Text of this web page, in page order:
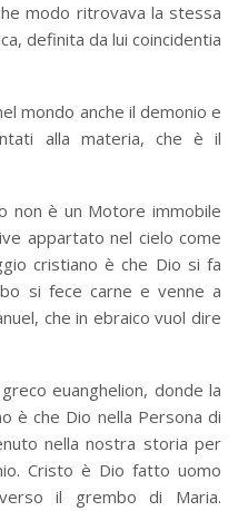
modo ritrovava la stessa
definita da lui coincidentia
anche il demonio e
alla materia, che è il
è un Motore immobile
appartato nel cielo come
cristiano è che Dio si fa
si fece carne e venne a
che in ebraico vuol dire
euanghelion, donde la
è che Dio nella Persona di
nella nostra storia per
Cristo è Dio fatto uomo
il grembo di Maria.